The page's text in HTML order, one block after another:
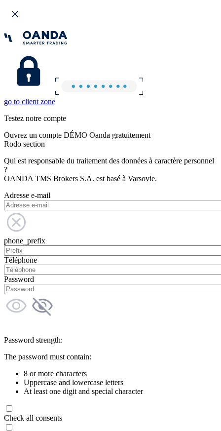
go to client zone
Testez notre compte
Ouvrez un compte DÉMO Oanda gratuitement
Rodo section
Qui est responsable du traitement des données à caractère personnel
?
OANDA TMS Brokers S.A. est basé à Varsovie.
Adresse e-mail
phone_prefix
Téléphone
Password
Password strength:
The password must contain:
8 or more characters
Uppercase and lowercase letters
At least one digit and special character
Check all consents